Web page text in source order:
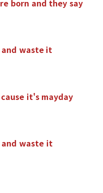
re born and they say
and waste it
cause it's mayday
and waste it